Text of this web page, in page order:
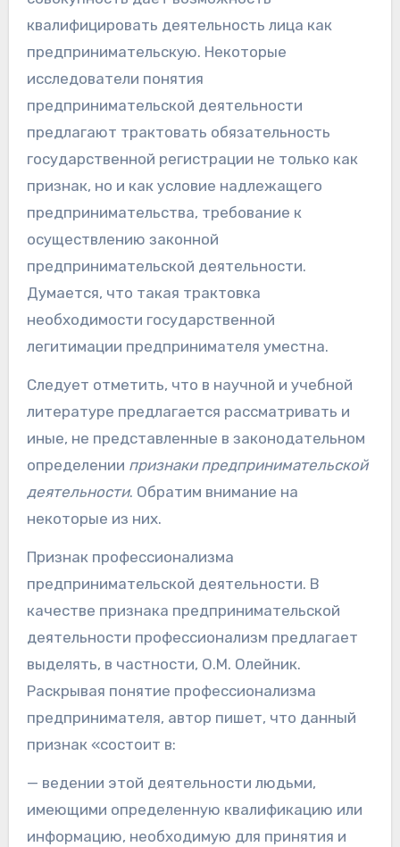
квалифицировать деятельность лица как
предпринимательскую. Некоторые
исследователи понятия
предпринимательской деятельности
предлагают трактовать обязательность
государственной регистрации не только как
признак, но и как условие надлежащего
предпринимательства, требование к
осуществлению законной
предпринимательской деятельности.
Думается, что такая трактовка
необходимости государственной
легитимации предпринимателя уместна.
Следует отметить, что в научной и учебной
литературе предлагается рассматривать и
иные, не представленные в законодательном
определении признаки предпринимательской
деятельности. Обратим внимание на
некоторые из них.
Признак профессионализма
предпринимательской деятельности. В
качестве признака предпринимательской
деятельности профессионализм предлагает
выделять, в частности, О.М. Олейник.
Раскрывая понятие профессионализма
предпринимателя, автор пишет, что данный
признак «состоит в:
— ведении этой деятельности людьми,
имеющими определенную квалификацию или
информацию, необходимую для принятия и